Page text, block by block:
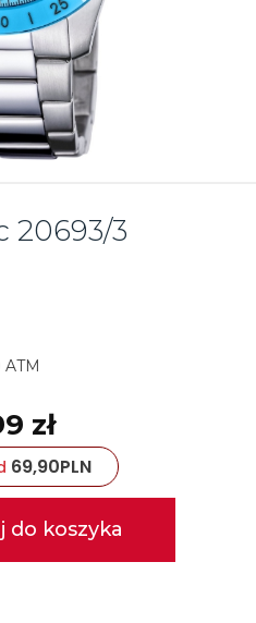
20693/3
zł
69,90PLN
do koszyka